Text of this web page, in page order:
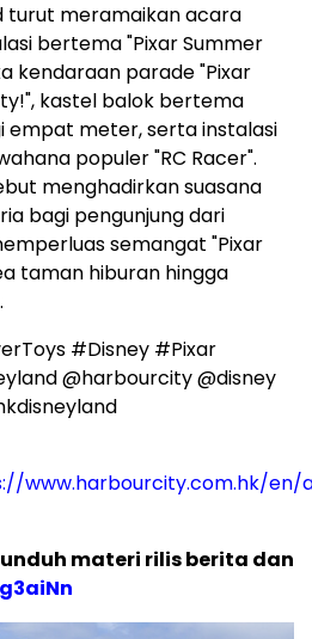
turut meramaikan acara
bertema "Pixar Summer
kendaraan parade "Pixar
kastel balok bertema
empat meter, serta instalasi
populer "RC Racer".
menghadirkan suasana
bagi pengunjung dari
semangat "Pixar
taman hiburan hingga
#Disney #Pixar
@harbourcity @disney
www.harbourcity.com.hk/
materi rilis berita dan